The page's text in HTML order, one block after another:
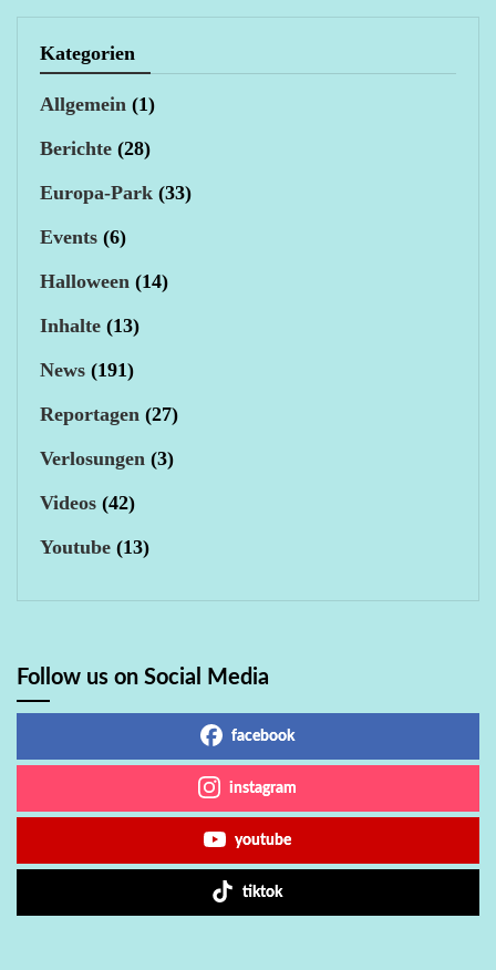
Kategorien
Allgemein (1)
Berichte (28)
Europa-Park (33)
Events (6)
Halloween (14)
Inhalte (13)
News (191)
Reportagen (27)
Verlosungen (3)
Videos (42)
Youtube (13)
Follow us on Social Media
facebook
instagram
youtube
tiktok